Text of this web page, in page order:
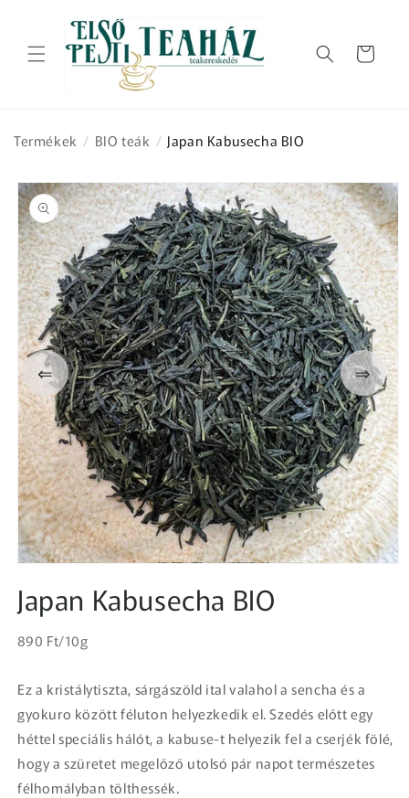
tartalomhoz
Kosár
Termékek / BIO teák / Japan Kabusecha BIO
⇐
Kihagyás, és
ugrás a
termékadatokra
megnyitása
a
párbeszédpanelen
⇒
Japan Kabusecha BIO
Normál
Egységár
890 Ft/10g
Ez a kristálytiszta, sárgászöld ital valahol a sencha és a
gyokuro között féluton helyezkedik el. Szedés előtt egy
héttel speciális hálót, a kabuse-t helyezik fel a cserjék fölé,
hogy a szüretet megelőző utolsó pár napot természetes
félhomályban tölthessék.